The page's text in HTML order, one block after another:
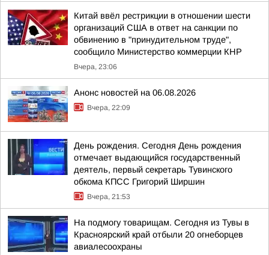
Китай ввёл рестрикции в отношении шести
организаций США в ответ на санкции по
обвинению в "принудительном труде",
сообщило Министерство коммерции КНР
Вчера, 23:06
Анонс новостей на 06.08.2026
Вчера, 22:09
День рождения. Сегодня День рождения
отмечает выдающийся государственный
деятель, первый секретарь Тувинского
обкома КПСС Григорий Ширшин
Вчера, 21:53
На подмогу товарищам. Сегодня из Тувы в
Красноярский край отбыли 20 огнеборцев
авиалесоохраны